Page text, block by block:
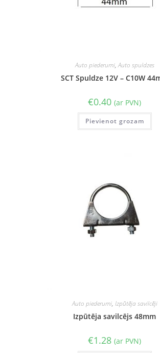
Auto piederumi,Auto spuldzes
SCT Spuldze 12V – C10W
€0.40 (ar PVN)
Pievienot grozam
Auto piederumi, Izpūtēja savilcēji
Izpūtēja savilcējs 48mm
€1.28 (ar PVN)